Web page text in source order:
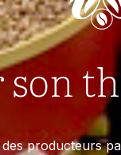
producteurs